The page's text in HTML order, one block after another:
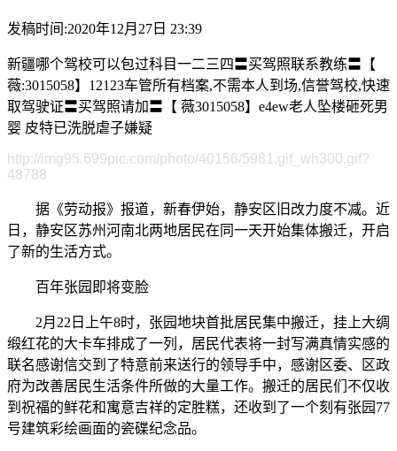
发稿时间:2020年12月27日 23:39
新疆哪个驾校可以包过科目一二三四〓买驾照联系教练〓【
薇:3015058】12123车管所有档案,不需本人到场,信誉驾校,快速
取驾驶证〓买驾照请加〓【 薇3015058】e4ew老人坠楼砸死男
婴 皮特已洗脱虐子嫌疑
http://img95.699pic.com/photo/40156/5981.gif_wh300.gif?
48788
据《劳动报》报道，新春伊始，静安区旧改力度不减。近
日，静安区苏州河南北两地居民在同一天开始集体搬迁，开启
了新的生活方式。
百年张园即将变脸
2月22日上午8时，张园地块首批居民集中搬迁，挂上大绸
缎红花的大卡车排成了一列，居民代表将一封写满真情实感的
联名感谢信交到了特意前来送行的领导手中，感谢区委、区政
府为改善居民生活条件所做的大量工作。搬迁的居民们不仅收
到祝福的鲜花和寓意吉祥的定胜糕，还收到了一个刻有张园77
号建筑彩绘画面的瓷碟纪念品。